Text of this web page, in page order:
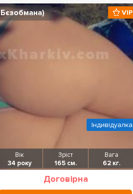
Бєзобмана)
Вік
34 року
Зріст
165 см.
Вага
62 кг.
Договірна
VIP
Індивідуалка